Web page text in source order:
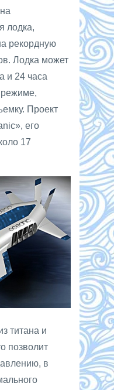
лодка,
рекордную
Лодка может
и 24 часа
режиме,
Проект
его
17
титана и
позволит
в